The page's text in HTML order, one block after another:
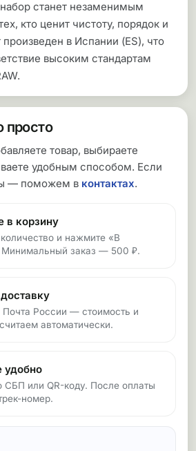
станет незаменимым
кто ценит чистоту, порядок и
в Испании (ES), что
высоким стандартам
просто
товар, выбираете
удобным способом. Если
— поможем в контактах.
в корзину
и нажмите «В
Минимальный заказ — 500 ₽.
России — стоимость и
автоматически.
удобно
СБП или QR-коду. После оплаты
номер.